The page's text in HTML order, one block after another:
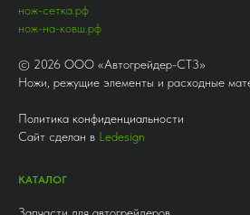
нож-сетка.рф
нож-на-ковш.рф
© 2026 ООО «Автогрейдер-СТ3»
Ножи, режущие элементы и расходные
Политика конфиденциальности
Сайт сделан в Ledesign
КАТАЛОГ